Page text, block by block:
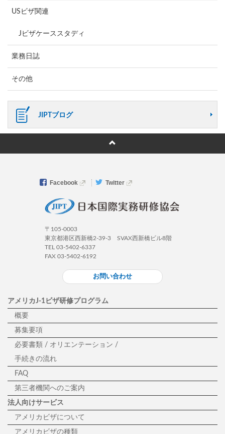
USビザ関連
Jビザケーススタディ
業務日誌
その他
JIPTブログ
Facebook Twitter
〒105-0003
東京都港区西新橋2-39-3 SVAX西新橋ビル8階
TEL 03-5402-6337
FAX 03-5402-6192
お問い合わせ
アメリカJ-1ビザ研修プログラム
概要
募集要項
必要書類 / オリエンテーション /
手続きの流れ
FAQ
第三者機関へのご案内
法人向けサービス
アメリカビザについて
アメリカビザの種類